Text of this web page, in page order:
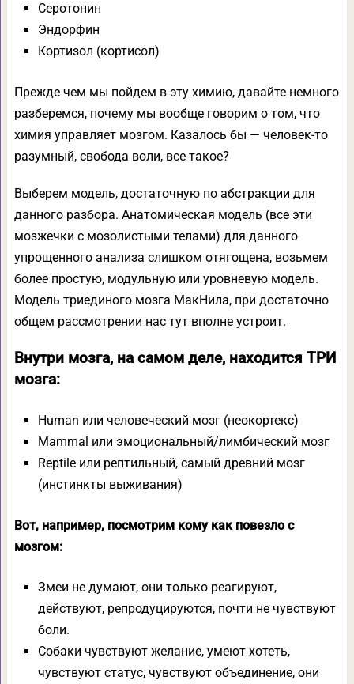
Серотонин
Эндорфин
Кортизол (кортисол)
Прежде чем мы пойдем в эту химию, давайте немного
разберемся, почему мы вообще говорим о том, что
химия управляет мозгом. Казалось бы — человек-то
разумный, свобода воли, все такое?
Выберем модель, достаточную по абстракции для
данного разбора. Анатомическая модель (все эти
мозжечки с мозолистыми телами) для данного
упрощенного анализа слишком отягощена, возьмем
более простую, модульную или уровневую модель.
Модель триединого мозга МакНила, при достаточно
общем рассмотрении нас тут вполне устроит.
Внутри мозга, на самом деле, находится ТРИ
мозга:
Human или человеческий мозг (неокортекс)
Mammal или эмоциональный/лимбический мозг
Reptile или рептильный, самый древний мозг
(инстинкты выживания)
Вот, например, посмотрим кому как повезло с
мозгом:
Змеи не думают, они только реагируют,
действуют, репродуцируются, почти не чувствуют
боли.
Собаки чувствуют желание, умеют хотеть,
чувствуют статус, чувствуют объединение, они